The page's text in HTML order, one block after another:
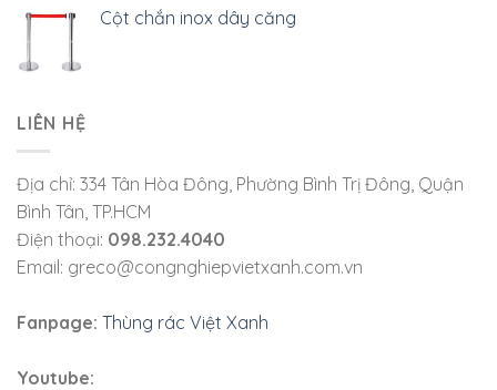
Cột chắn inox dây căng
LIÊN HỆ
Địa chỉ: 334 Tân Hòa Đông, Phường Bình Trị Đông, Quận
Bình Tân, TP.HCM
Điện thoại: 098.232.4040
Email: greco@congnghiepvietxanh.com.vn
Fanpage: Thùng rác Việt Xanh
Youtube: